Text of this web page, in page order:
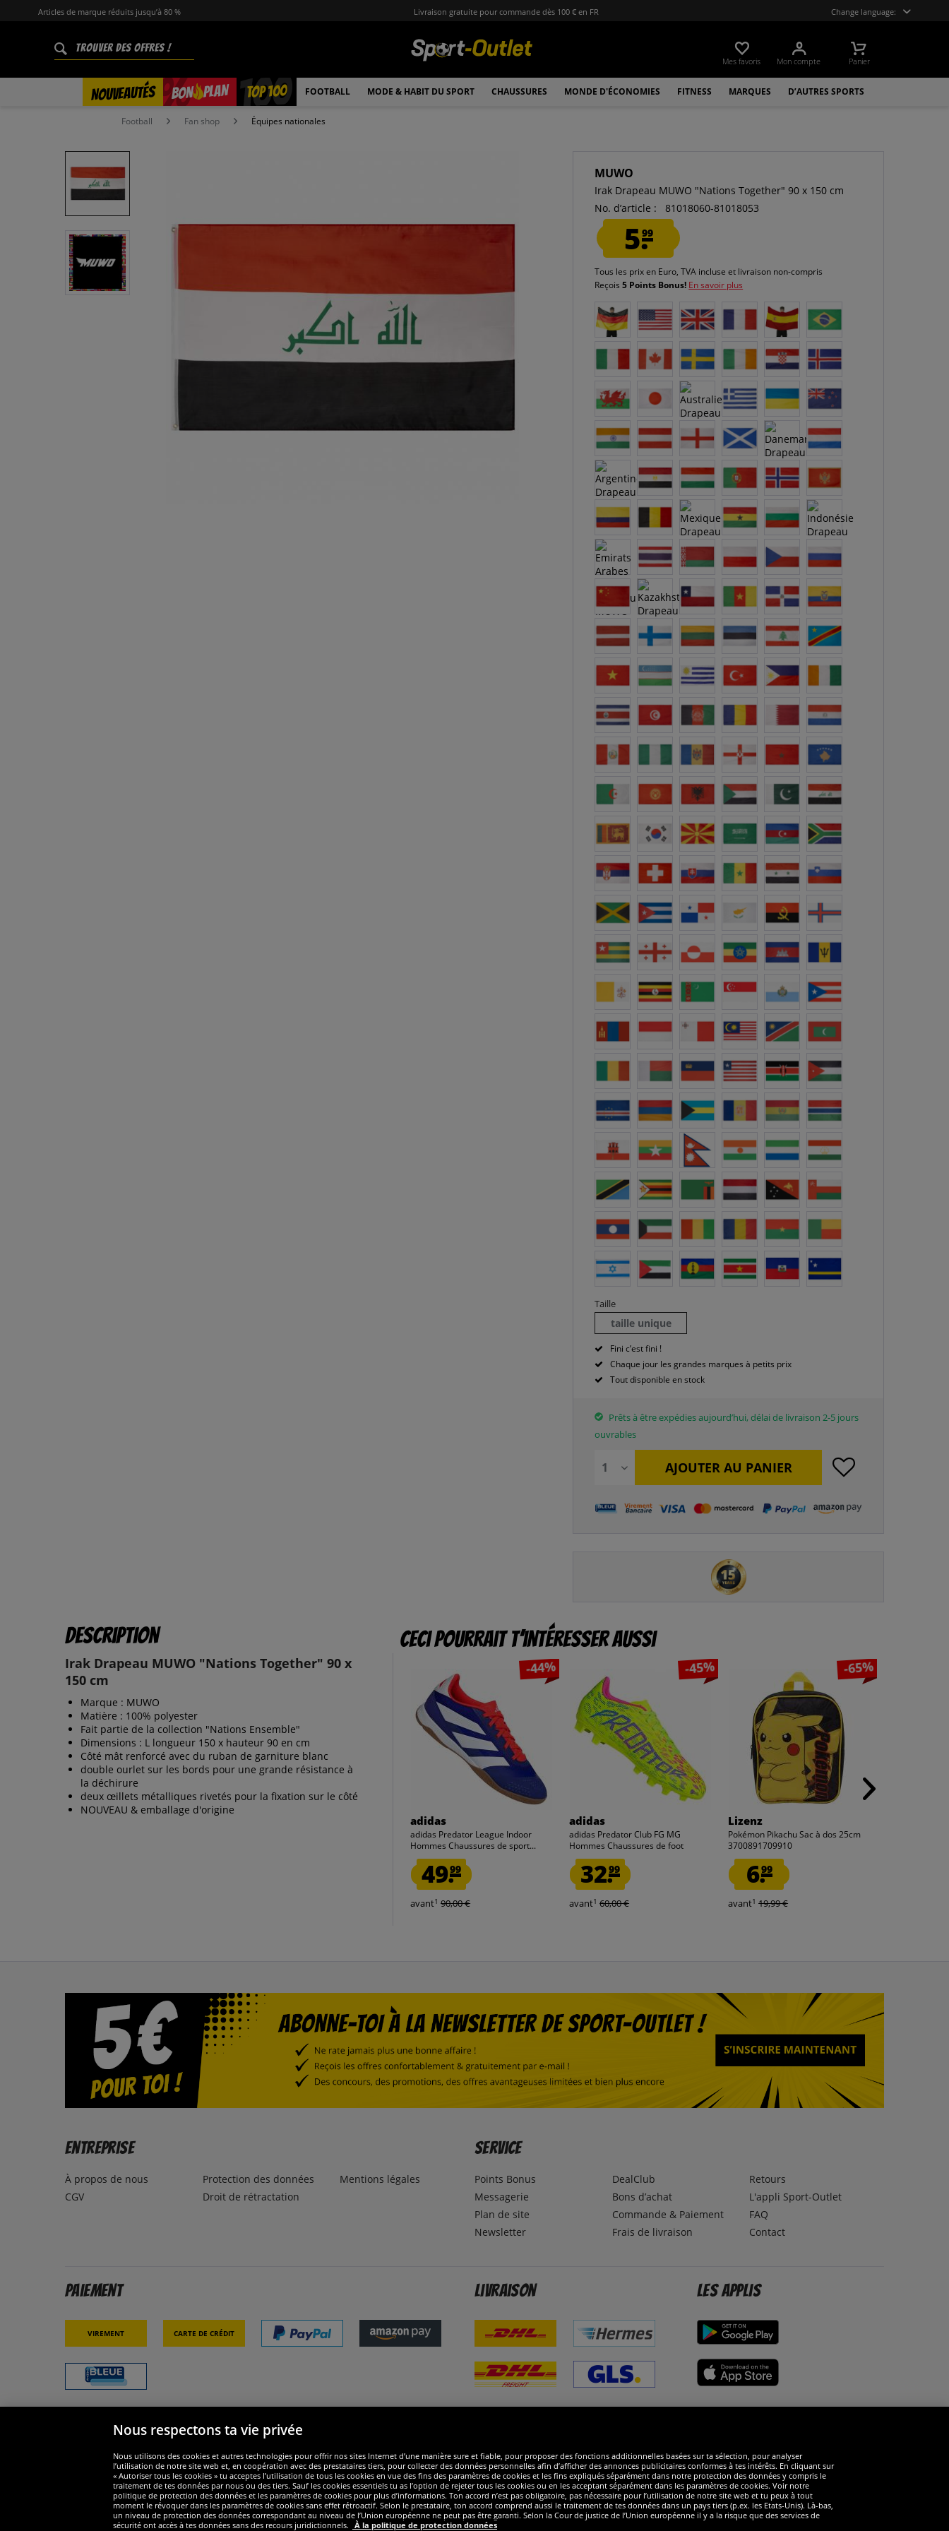
Articles de marque réduits jusqu’à 80 % Livraison gratuite pour commande dès 100 € en FR Change language:
Mes favoris Mon compte Panier
NOUVEAUTÉS BON PLAN
% TOP 100 FOOTBALL MODE & HABIT DU SPORT CHAUSSURES MONDE D'ÉCONOMIES FITNESS MARQUES D’AUTRES SPORTS
Football Fan shop Équipes nationales
MUWO
Irak Drapeau MUWO "Nations Together" 90 x 150 cm
No. d’article :
81018060-81018053
5.99
Tous les prix en Euro, TVA incluse et livraison non-compris
Reçois5 Points Bonus! En savoir plus
Taille
taille unique
Fini c’est fini !
Chaque jour les grandes marques à petits prix
Tout disponible en stock
Prêts à être expédies aujourd’hui, délai de livraison 2-5 jours
ouvrables
AJOUTER AU PANIER
Description
Irak Drapeau MUWO "Nations Together" 90 x
150 cm
Marque : MUWO
Matière : 100% polyester
Fait partie de la collection "Nations Ensemble"
Dimensions : L longueur 150 x hauteur 90 en cm
Côté mât renforcé avec du ruban de garniture blanc
double ourlet sur les bords pour une grande résistance à
la déchirure
deux œillets métalliques rivetés pour la fixation sur le côté
NOUVEAU & emballage d'origine
Ceci pourrait t’intéresser aussi
-44%
adidas
adidas Predator League Indoor
Hommes Chaussures de sport...
49.99
avant1 90,00 €
-45%
adidas
adidas Predator Club FG MG
Hommes Chaussures de foot
ID1324
32.99
avant1 60,00 €
-65%
Lizenz
Pokémon Pikachu Sac à dos 25cm
3700891709910
6.99
avant1 19,99 €
Entreprise
À propos de nous
CGV
Protection des données
Droit de rétractation
Mentions légales
Service
Points Bonus
Messagerie
Plan de site
Newsletter
DealClub
Bons d’achat
Commande & Paiement
Frais de livraison
Retours
L'appli Sport-Outlet
FAQ
Contact
Paiement
Virement Carte de crédit
Livraison Les applis
Widerruf
Nous respectons ta vie privée
Nous utilisons des cookies et autres technologies pour offrir nos sites Internet d’une manière sure et fiable, pour proposer des fonctions additionnelles basées sur ta sélection, pour analyser
l’utilisation de notre site web et, en coopération avec des prestataires tiers, pour collecter des données personnelles afin d’afficher des annonces publicitaires conformes à tes intérêts. En cliquant sur
« Autoriser tous les cookies » tu acceptes l’utilisation de tous les cookies en vue des fins des paramètres de cookies et les fins expliqués séparément dans notre protection des données y compris le
traitement de tes données par nous ou des tiers. Sauf les cookies essentiels tu as l’option de rejeter tous les cookies ou en les acceptant séparément dans les paramètres de cookies. Voir notre
politique de protection des données et les paramètres de cookies pour plus d’informations. Ton accord n’est pas obligatoire, pas nécessaire pour l’utilisation de notre site web et tu peux à tout
moment le révoquer dans les paramètres de cookies sans effet rétroactif. Selon le prestataire, ton accord comprend aussi le traitement de tes données dans un pays tiers (p.ex. les Etats-Unis). Là-bas,
un niveau de protection des données correspondant au niveau de l’Union européenne ne peut pas être garanti. Selon la Cour de justice de l’Union européenne il y a la risque que des services de
sécurité ont accès à tes données sans des recours juridictionnels. À la politique de protection données